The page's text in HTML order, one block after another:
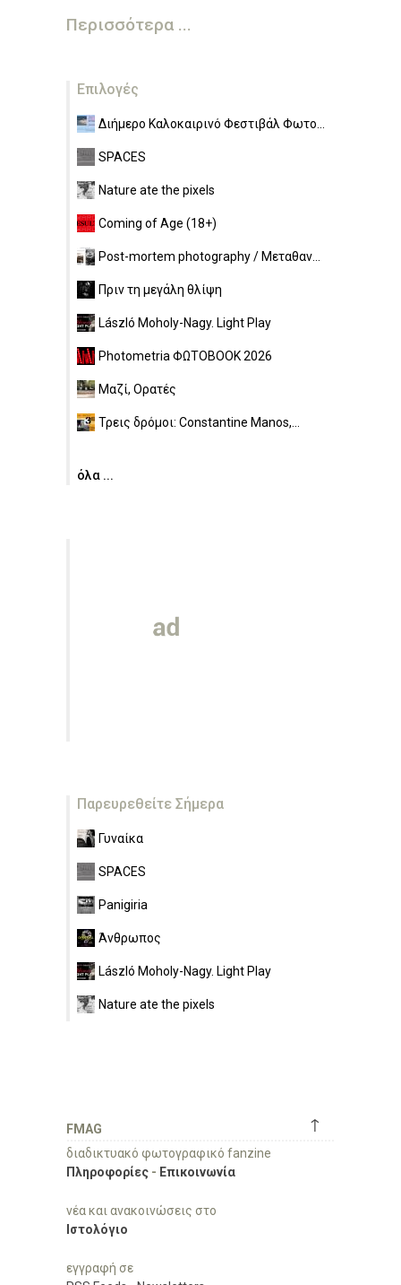
Περισσότερα ...
Επιλογές
Διήμερο Καλοκαιρινό Φεστιβάλ Φωτο...
SPACES
Nature ate the pixels
Coming of Age (18+)
Post-mortem photography / Μεταθαν...
Πριν τη μεγάλη θλίψη
László Moholy-Nagy. Light Play
Photometria ΦΩΤΟBOOK 2026
Μαζί, Ορατές
Τρεις δρόμοι: Constantine Manos,...
όλα ...
Παρευρεθείτε Σήμερα
Γυναίκα
SPACES
Panigiria
Άνθρωπος
László Moholy-Nagy. Light Play
Nature ate the pixels
↑
FMAG
διαδικτυακό φωτογραφικό fanzine
Πληροφορίες - Επικοινωνία
νέα και ανακοινώσεις στο
Ιστολόγιο
εγγραφή σε